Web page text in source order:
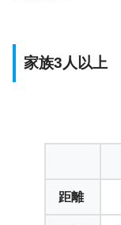
家族3人以上
距離